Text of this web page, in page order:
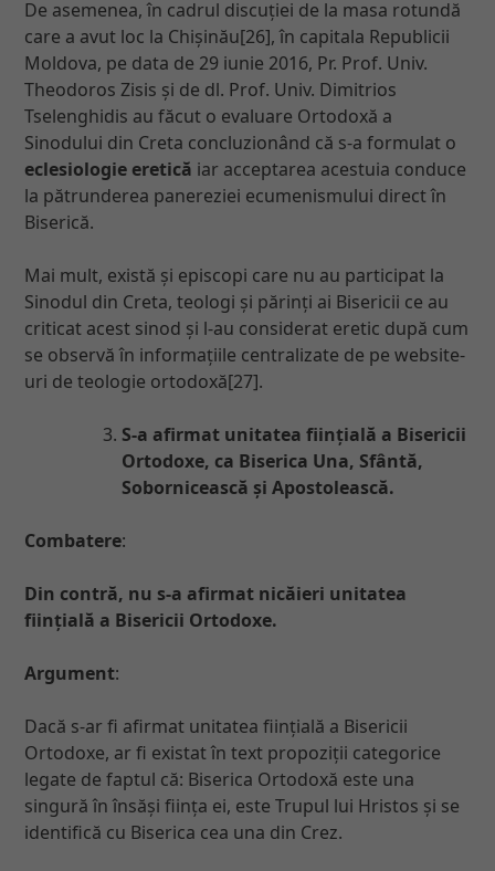
De asemenea, în cadrul discuției de la masa rotundă
care a avut loc la Chișinău[26], în capitala Republicii
Moldova, pe data de 29 iunie 2016, Pr. Prof. Univ.
Theodoros Zisis și de dl. Prof. Univ. Dimitrios
Tselenghidis au făcut o evaluare Ortodoxă a
Sinodului din Creta concluzionând că s-a formulat o
eclesiologie eretică iar acceptarea acestuia conduce
la pătrunderea panereziei ecumenismului direct în
Biserică.
Mai mult, există și episcopi care nu au participat la
Sinodul din Creta, teologi și părinți ai Bisericii ce au
criticat acest sinod și l-au considerat eretic după cum
se observă în informațiile centralizate de pe website-
uri de teologie ortodoxă[27].
S-a afirmat unitatea ființială a Bisericii
Ortodoxe, ca Biserica Una, Sfântă,
Sobornicească și Apostolească.
Combatere:
Din contră, nu s-a afirmat nicăieri unitatea
ființială a Bisericii Ortodoxe.
Argument:
Dacă s-ar fi afirmat unitatea ființială a Bisericii
Ortodoxe, ar fi existat în text propoziții categorice
legate de faptul că: Biserica Ortodoxă este una
singură în însăși ființa ei, este Trupul lui Hristos și se
identifică cu Biserica cea una din Crez.